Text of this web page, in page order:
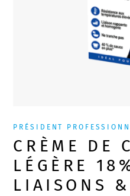
PRÉSIDENT
CRÈME DE
LÉGÈRE
LIAISONS